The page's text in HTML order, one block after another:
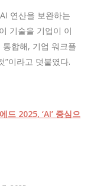
연산을 보완하는
기술을 기업이 이
합해, 기업 워크플
”이라고 덧붙였다.
드 2025, ‘AI’ 중심으